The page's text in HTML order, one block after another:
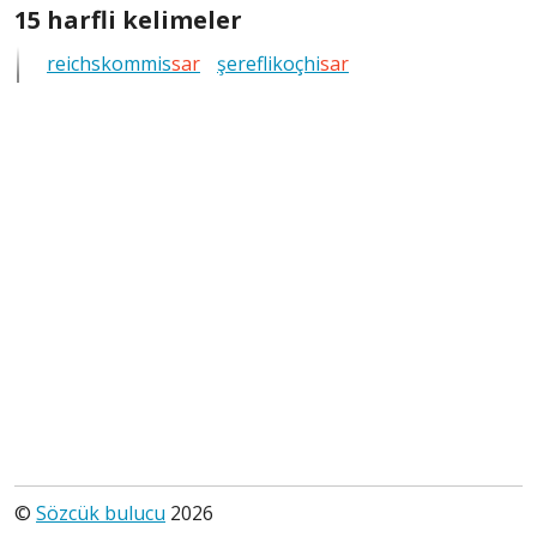
15 harfli kelimeler
harfli
bütün
reichskommissar şereflikoçhisar
© Sözcük bulucu 2026